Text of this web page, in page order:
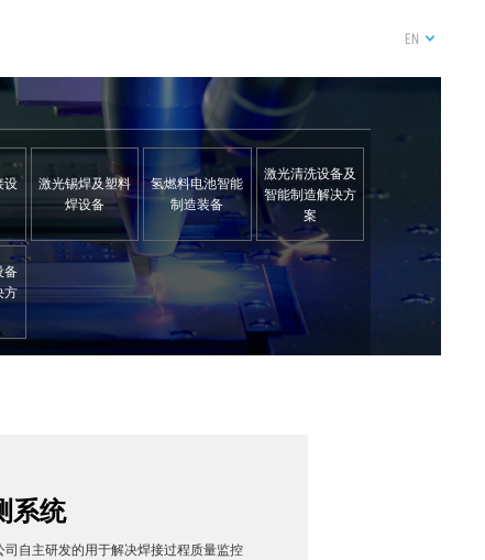
EN
设
激光锡焊及塑料
焊设备
氢燃料电池智能
制造装备
激光清洗设备及
智能制造解决方
案
备
方
系统
自主研发的用于解决焊接过程质量监控